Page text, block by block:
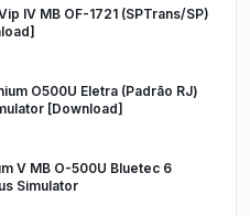
IV MB OF-1721 (SPTrans/SP)
O500U Eletra (Padrão RJ)
[Download]
V MB O-500U Bluetec 6
Simulator